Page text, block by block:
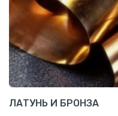
ЛАТУНЬ И БРОНЗА